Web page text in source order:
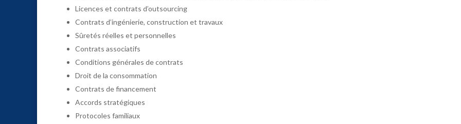
Licences et contrats d’outsourcing
Contrats d’ingénierie, construction et travaux
Sûretés réelles et personnelles
Contrats associatifs
Conditions générales de contrats
Droit de la consommation
Contrats de financement
Accords stratégiques
Protocoles familiaux